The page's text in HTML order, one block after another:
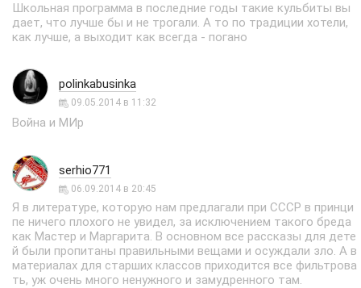
Школьная программа в последние годы такие кульбиты вы
дает, что лучше бы и не трогали. А то по традиции хотели,
как лучше, а выходит как всегда - погано
polinkabusinka
09.05.2014 в 11:32
Война и МИр
serhio771
06.09.2014 в 20:45
Я в литературе, которую нам предлагали при СССР в принци
пе ничего плохого не увидел, за исключением такого бреда
как Мастер и Маргарита. В основном все рассказы для дете
й были пропитаны правильными вещами и осуждали зло. А в
материалах для старших классов приходится все фильтрова
ть, уж очень много ненужного и замудренного там.